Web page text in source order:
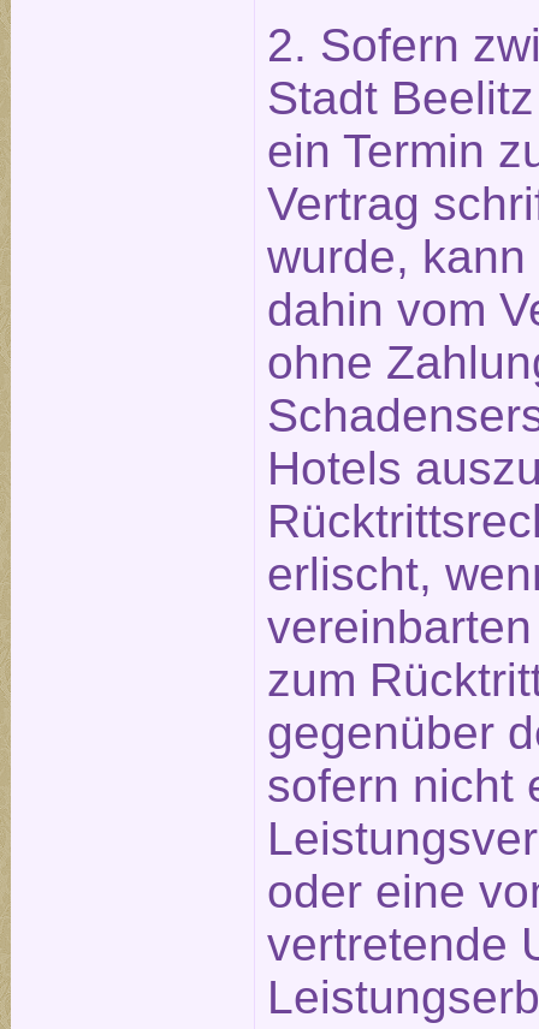
2. Sofern
Stadt
ein Termin
Vertrag
wurde,
dahin vom
ohne
Hotels
erlischt,
zum
gegenüber
sofern nicht
oder eine
vertretende